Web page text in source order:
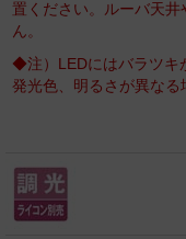
置ください。ルーバ天
ん。
◆注）LEDにはバラツキ
発光色、明るさが異なる